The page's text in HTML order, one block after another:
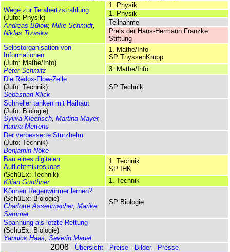
Wege zur Terahertz­strahlung
(Jufo: Physik)
Andreas Bülow, Mike Schmidt
Niklas Trzaska
1. Physik
1. Physik
Teilnahme
Preis der Hans-Hermann Franzke
Stiftung
Selbstorganisation von
Informationen
(Jufo: Mathe/Info)
Peter Schmitz
1. Mathe/Info
SP ThyssenKrupp
3. Mathe/Info
Die Redox-Flow-Zelle
(Jufo: Technik)
Sebastian Klick
SP Technik
Schneller tanken mit Haihaut
(Jufo: Biologie)
Syliva Kleefisch Martina Mayer,
Hanna Mertens
Der verbesserte Sturzhelm
(Jufo: Technik)
Benjamin Nöke
Bau eines digitalen
Auflichtmikroskops
(SchüEx: Technik)
Kilian Günthner
1. Technik
SP IHK
1. Technik
Können Regenwürmer lernen?
(SchüEx: Biologie)
Charlotte Assenmacher, Marike
Sammet
SP Biologie
Spannung als letzte Rettung
(SchüEx: Biologie)
Yannick Haas Severin Mauel
2008 - Übersicht - Preise - Bilder - Presse